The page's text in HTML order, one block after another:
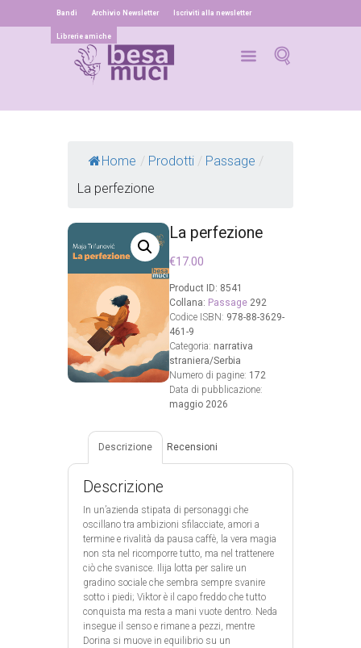
Bandi Archivio Newsletter Iscriviti alla newsletter
Librerie amiche
Home / Prodotti / Passage /
La perfezione
La perfezione
€17.00
Product ID: 8541
Collana: Passage 292
Codice ISBN: 978-88-3629-
461-9
Categoria: narrativa
straniera/Serbia
Numero di pagine: 172
Data di pubblicazione:
maggio 2026
Descrizione Recensioni
Descrizione
In un’azienda stipata di personaggi che
oscillano tra ambizioni sfilacciate, amori a
termine e rivalità da pausa caffè, la vera magia
non sta nel ricomporre tutto, ma nel trattenere
ciò che svanisce. Ilija lotta per salire un
gradino sociale che sembra sempre svanire
sotto i piedi; Viktor è il capo freddo che tutto
conquista ma resta a mani vuote dentro. Neda
insegue il senso e rimane a pezzi, mentre
Dorina si muove in equilibrio su un